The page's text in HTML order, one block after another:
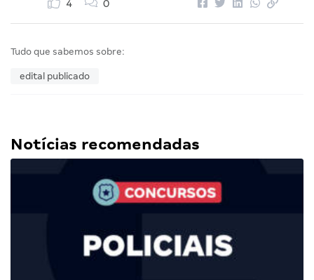
4 0
Tudo que sabemos sobre:
edital publicado
Notícias recomendadas